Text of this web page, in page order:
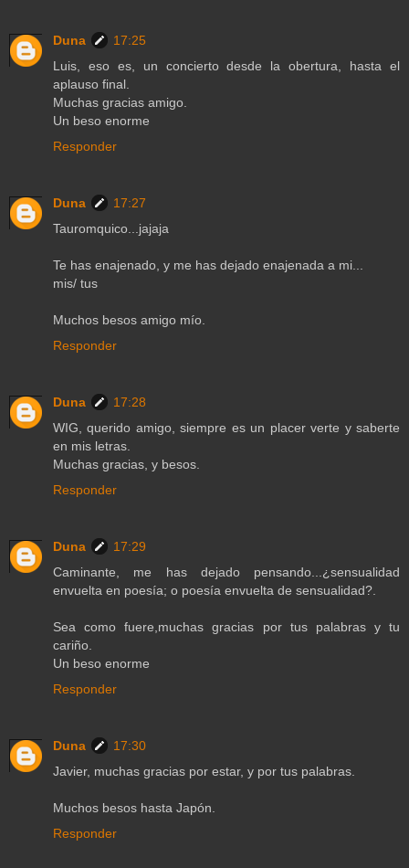
Duna
17:25
Luis, eso es, un concierto desde la obertura, hasta el
aplauso final.
Muchas gracias amigo.
Un beso enorme
Responder
Duna
17:27
Tauromquico...jajaja
Te has enajenado, y me has dejado enajenada a mi...
mis/ tus
Muchos besos amigo mío.
Responder
Duna
17:28
WIG, querido amigo, siempre es un placer verte y saberte
en mis letras.
Muchas gracias, y besos.
Responder
Duna
17:29
Caminante, me has dejado pensando...¿sensualidad
envuelta en poesía; o poesía envuelta de sensualidad?.
Sea como fuere,muchas gracias por tus palabras y tu
cariño.
Un beso enorme
Responder
Duna
17:30
Javier, muchas gracias por estar, y por tus palabras.
Muchos besos hasta Japón.
Responder